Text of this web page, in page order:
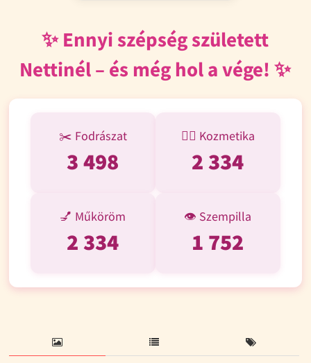
✨ Ennyi szépség született
Nettinél – és még hol a vége! ✨
✂️ Fodrászat
3 498
💆‍♀️ Kozmetika
2 334
💅 Műköröm
2 334
👁️ Szempilla
1 752